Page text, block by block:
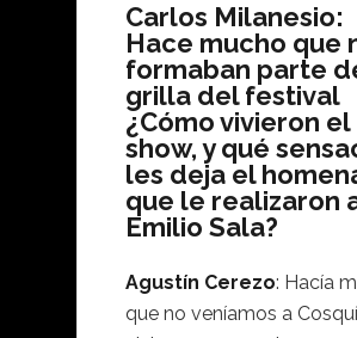
Carlos Milanesio:
Hace mucho que
formaban parte
grilla del festival
¿Cómo vivieron el
show, y qué
les deja el
que le realizaron
Emilio Sala?
Agustín Cerezo: Hacía
que no veníamos a